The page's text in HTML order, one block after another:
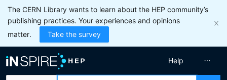
The CERN Library wants to learn about the HEP community’s
publishing practices. Your experiences and opinions
matter.
Take the survey
Help